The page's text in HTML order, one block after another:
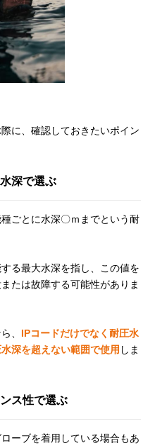
に、確認しておきたいポイン
深で選ぶ
ごとに水深〇ｍまでという耐
る最大水深を指し、この値を
たは故障する可能性がありま
、 IPコードだけでなく耐圧水
深を超えない範囲で使用 しま
ス性で選ぶ
ーブを着用している場合もあ